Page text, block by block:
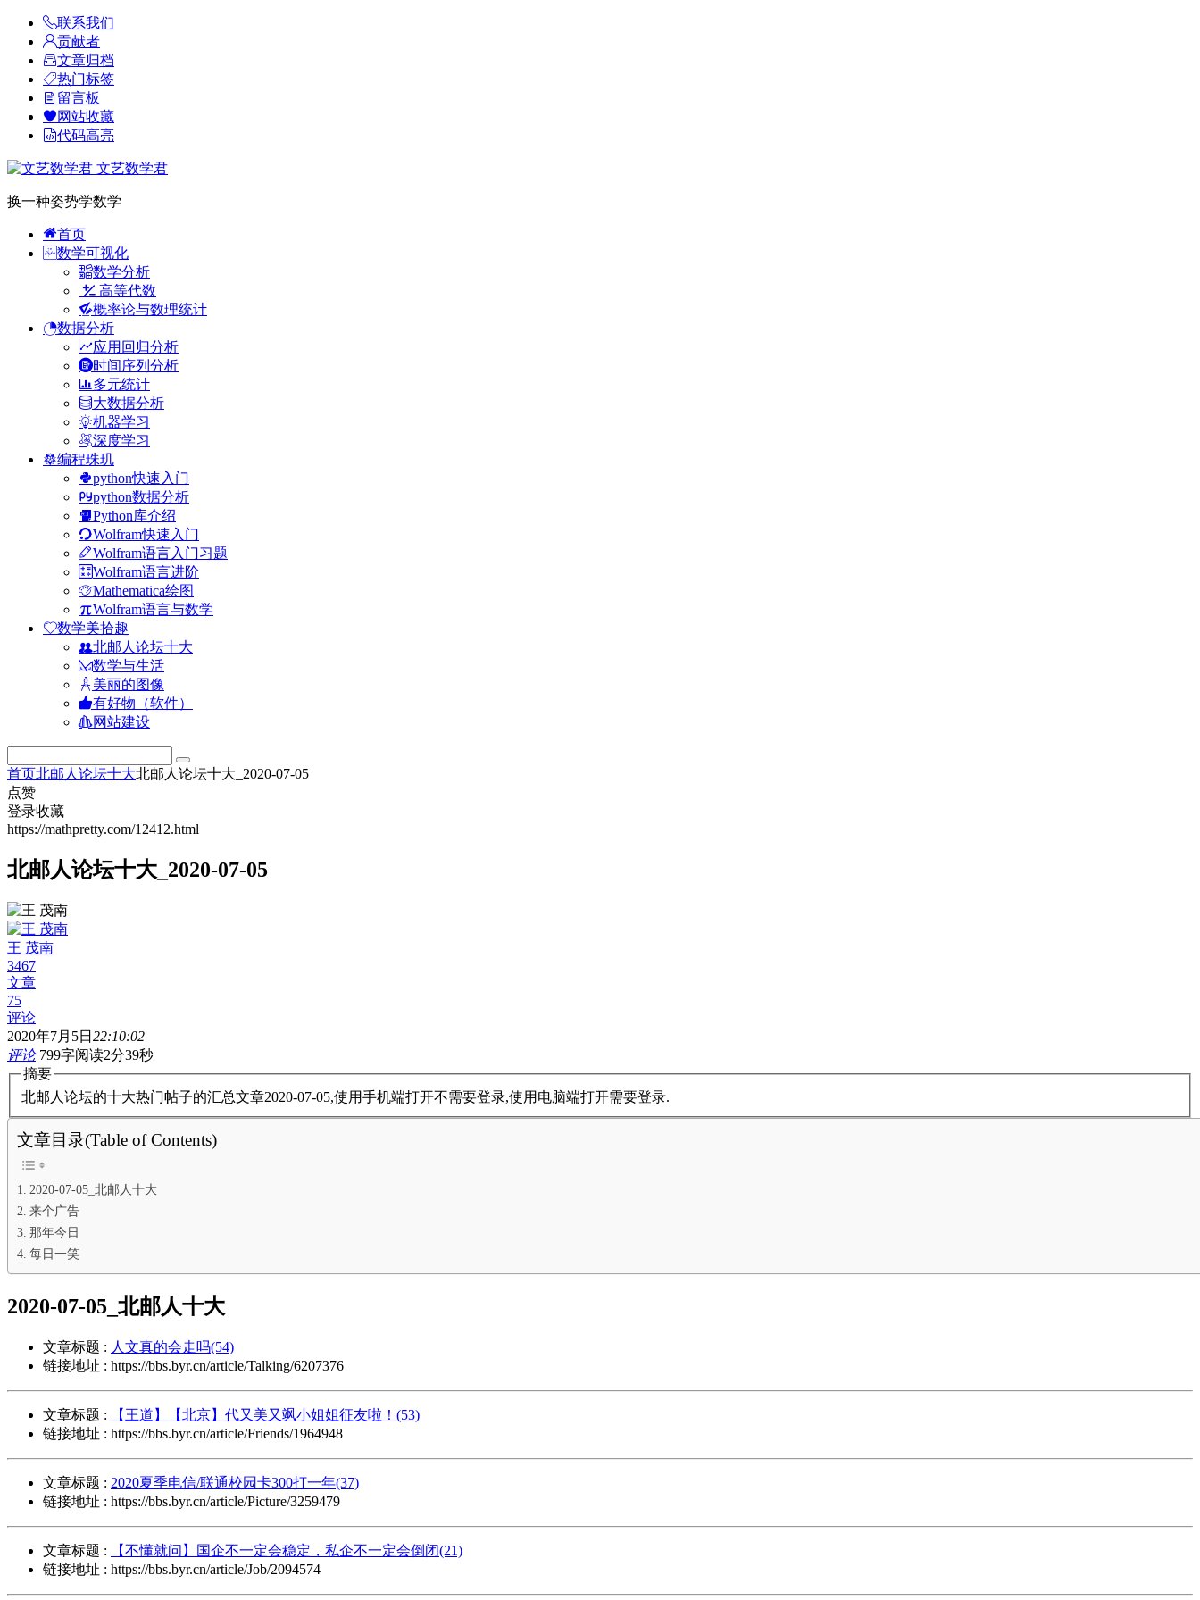
联系我们
贡献者
文章归档
热门标签
留言板
网站收藏
代码高亮
文艺数学君
换一种姿势学数学
首页
数学可视化
数学分析
高等代数
概率论与数理统计
数据分析
应用回归分析
时间序列分析
多元统计
大数据分析
机器学习
深度学习
编程珠玑
python快速入门
python数据分析
Python库介绍
Wolfram快速入门
Wolfram语言入门习题
Wolfram语言进阶
Mathematica绘图
Wolfram语言与数学
数学美拾趣
北邮人论坛十大
数学与生活
美丽的图像
有好物（软件）
网站建设
首页北邮人论坛十大北邮人论坛十大_2020-07-05
点赞
登录收藏
https://mathpretty.com/12412.html
北邮人论坛十大_2020-07-05
王 茂南
3467
文章
75
评论
2020年7月5日 22:10:02
评论 799字阅读2分39秒
摘要
北邮人论坛的十大热门帖子的汇总文章2020-07-05,使用手机端打开不需要登录,使用电脑端打开需要登录.
文章目录(Table of Contents)
2020-07-05_北邮人十大
来个广告
那年今日
每日一笑
2020-07-05_北邮人十大
文章标题 : 人文真的会走吗(54)
链接地址 : https://bbs.byr.cn/article/Talking/6207376
文章标题 :
【王道】【北京】代又美又飒小姐姐征友啦！(53)
链接地址 : https://bbs.byr.cn/article/Friends/1964948
文章标题 : 2020夏季电信/联通校园卡300打一年(37)
链接地址 : https://bbs.byr.cn/article/Picture/3259479
文章标题 :
【不懂就问】国企不一定会稳定，私企不一定会倒闭(21)
链接地址 : https://bbs.byr.cn/article/Job/2094574